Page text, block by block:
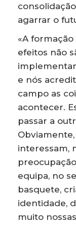
agarrar o
«A
efeitos não
e nós
campo as
acontecer.
passar a
interessam,
equipa, no
basquete,
identidade,
muito